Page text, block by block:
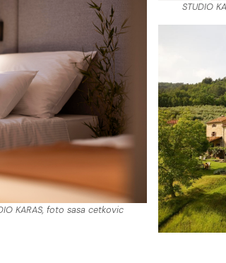
KARAS, foto sasa cetkovic
STUDIO